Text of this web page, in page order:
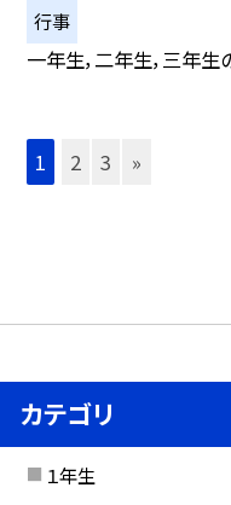
行事
一年生，二年生，三年生
1 2 3 »
カテゴリ
１年生